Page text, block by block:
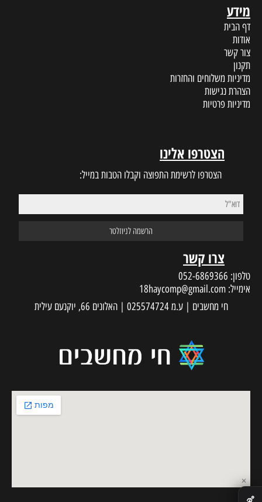
מידע
דף הבית
אודות
צור קשר
תקנון
מדיניות משלוחים והחזרות
הצהרת נגישות
מדיניות פרטיות
הצטרפו אלינו
הצטרפו לרשימת התפוצה וקבלו הטבות במייל:
צרו קשר
טלפון: 052-6869366
אימייל: 18haycomp@gmail.com
חי מחשבים | ע.מ 025574724 | האלונים 66, יוקנעם עילית
✕